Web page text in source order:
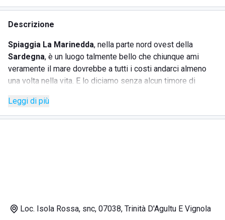
Descrizione
Spiaggia La Marinedda, nella parte nord ovest della
Sardegna, è un luogo talmente bello che chiunque ami
veramente il mare dovrebbe a tutti i costi andarci almeno
una volta nella vita. E lo diciamo senza alcun timore di
sabbia chiara ed un'acqua cristallina e azzurrissima
offre ai propri visitatori uno scorcio naturale di rara
disposizione canoe, gommoni e pedalòda cui,
Leggi di più
Loc. Isola Rossa, snc, 07038, Trinità D'Agultu E Vignola